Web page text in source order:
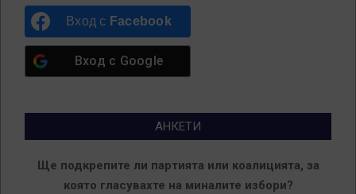
Вход с Facebook
Вход с Google
АНКЕТИ
Ще подкрепите ли партията или коалицията, за
която гласувахте на миналите избори?